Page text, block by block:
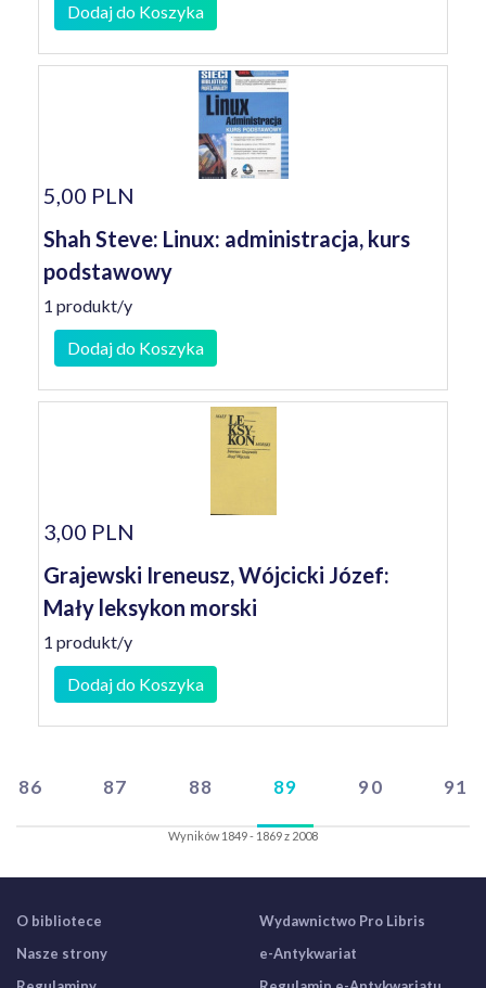
Dodaj do Koszyka
5,00 PLN
Shah Steve: Linux: administracja, kurs
podstawowy
1 produkt/y
Dodaj do Koszyka
3,00 PLN
Grajewski Ireneusz, Wójcicki Józef:
Mały leksykon morski
1 produkt/y
Dodaj do Koszyka
86 87 88 89 90 91
Wyników 1849 - 1869 z 2008
O bibliotece
Nasze strony
Wydawnictwo Pro Libris
e-Antykwariat